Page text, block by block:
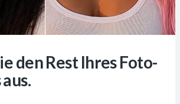
den Rest Ihres Foto-